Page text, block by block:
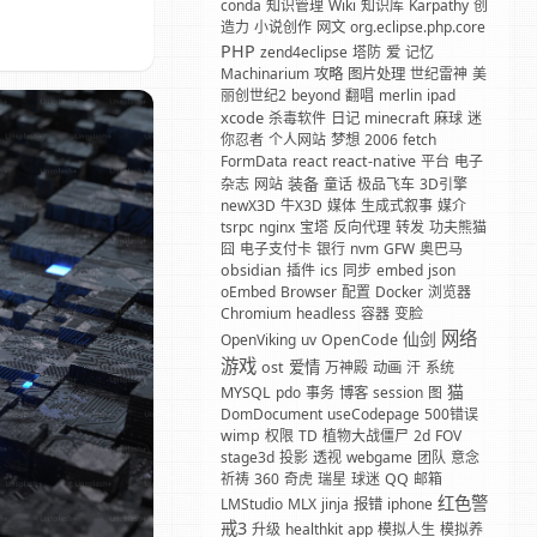
conda 知识管理 Wiki 知识库 Karpathy 创
造力 小说创作 网文 org.eclipse.php.core
PHP zend4eclipse 塔防 爱 记忆
Machinarium 攻略 图片处理 世纪雷神 美
丽创世纪2 beyond 翻唱 merlin ipad
xcode 杀毒软件 日记 minecraft 麻球 迷
你忍者 个人网站 梦想 2006 fetch
FormData react react-native 平台 电子
杂志 网站 装备 童话 极品飞车 3D引擎
newX3D 牛X3D 媒体 生成式叙事 媒介
tsrpc nginx 宝塔 反向代理 转发 功夫熊猫
囧 电子支付卡 银行 nvm GFW 奥巴马
obsidian 插件 ics 同步 embed json
oEmbed Browser 配置 Docker 浏览器
Chromium headless 容器 变脸
OpenViking uv OpenCode 仙剑 网络
游戏 ost 爱情 万神殿 动画 汗 系统
MYSQL pdo 事务 博客 session 图 猫
DomDocument useCodepage 500错误
wimp 权限 TD 植物大战僵尸 2d FOV
stage3d 投影 透视 webgame 团队 意念
祈祷 360 奇虎 瑞星 球迷 QQ 邮箱
LMStudio MLX jinja 报错 iphone 红色警
戒3 升级 healthkit app 模拟人生 模拟养